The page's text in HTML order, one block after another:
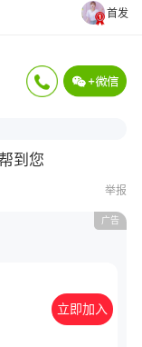
首发
到您
举报
立即加入
广告